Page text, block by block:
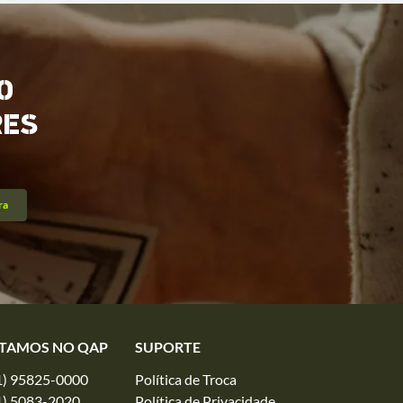
NO QAP
95825-0000
SUPORTE
Política de Troca